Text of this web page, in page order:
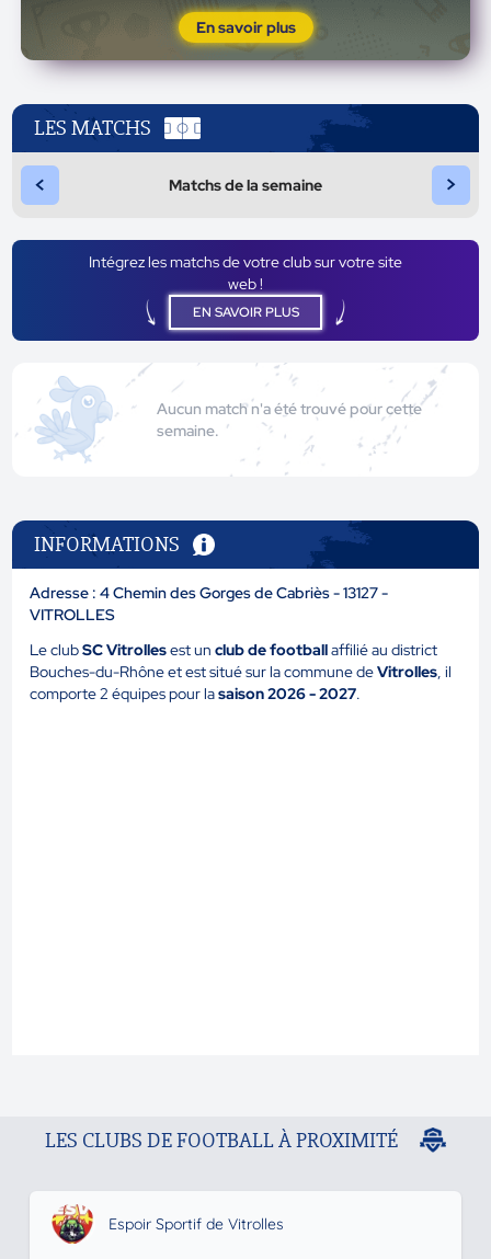
En savoir plus
LES MATCHS
< Matchs de la semaine >
Intégrez les matchs de votre club sur votre site
web !
EN SAVOIR PLUS
Aucun match n'a été trouvé pour cette
semaine.
INFORMATIONS
Adresse : 4 Chemin des Gorges de Cabriès - 13127 -
VITROLLES
Le clubSC Vitrollesest unclub de footballaffilié au district
Bouches-du-Rhône et est situé sur la commune deVitrolles, il
comporte 2 équipes pour lasaison 2026 - 2027.
LES CLUBS DE FOOTBALL À PROXIMITÉ
Espoir Sportif de Vitrolles